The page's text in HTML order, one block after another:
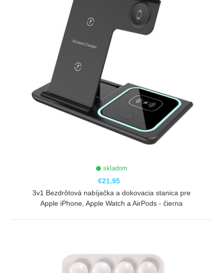
skladom
€21,95
3v1 Bezdrôtová nabíjačka a dokovacia stanica pre
Apple iPhone, Apple Watch a AirPods - čierna